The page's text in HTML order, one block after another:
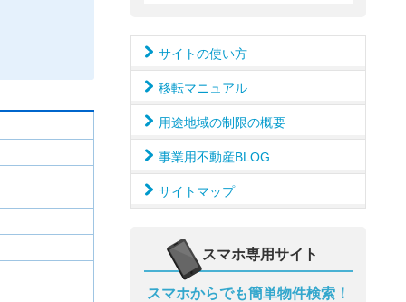
サイトの使い方
移転マニュアル
用途地域の制限の概要
事業用不動産BLOG
サイトマップ
スマホ専用サイト
スマホからでも簡単物件検索！